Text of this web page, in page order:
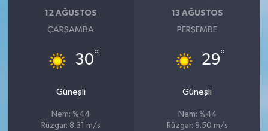
12 AĞUSTOS
ÇARŞAMBA
30°
Güneşli
Nem: %44
Rüzgar: 8.31 m/s
13 AĞUSTOS
PERŞEMBE
29°
Güneşli
Nem: %44
Rüzgar: 9.50 m/s